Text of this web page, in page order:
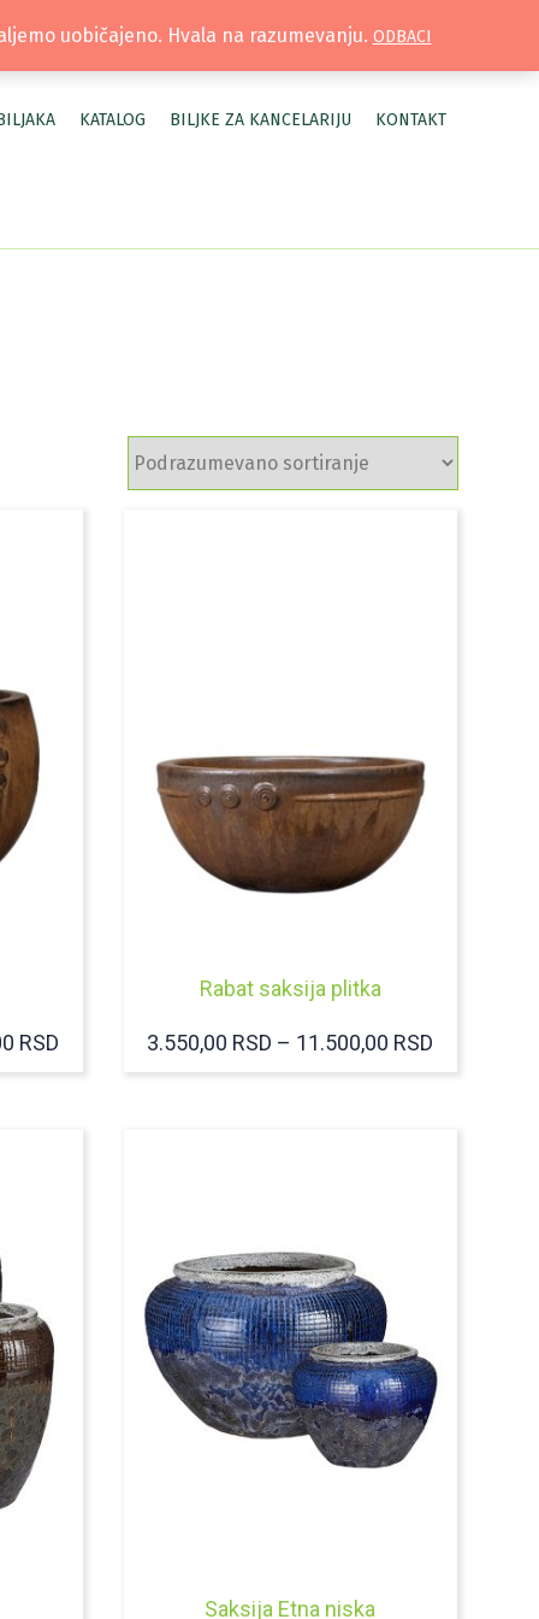
| MOJ NALOG
KATALOG BILJKE ZA KANCELARIJU KONTAKT
RSD
Rabat saksija plitka
3.550,00 RSD – 11.500,00 RSD
Saksija Etna niska
uobičajeno. Hvala na razumevanju. ODBACI